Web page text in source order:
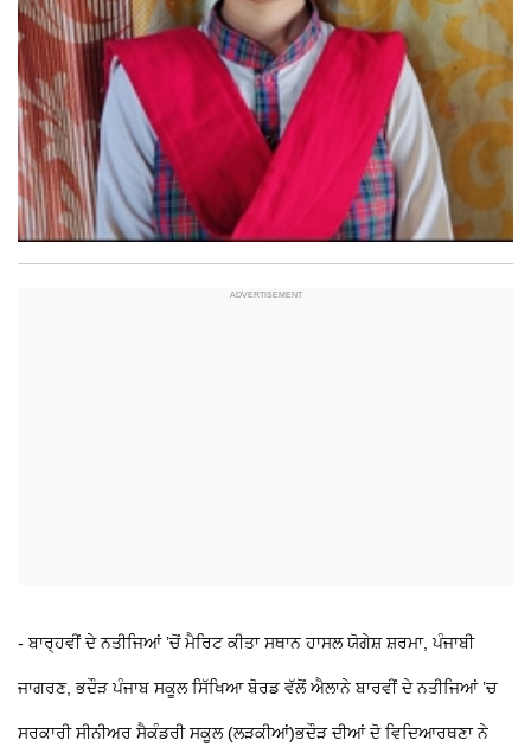
- ਬਾਰ੍ਹਵੀਂ ਦੇ ਨਤੀਜਿਆਂ ’ਚੋਂ ਮੈਰਿਟ ਕੀਤਾ ਸਥਾਨ ਹਾਸਲ ਯੋਗੇਸ਼ ਸ਼ਰਮਾ, ਪੰਜਾਬੀ
ਜਾਗਰਣ, ਭਦੌੜਪੰਜਾਬ ਸਕੂਲ ਸਿੱਖਿਆ ਬੋਰਡ ਵੱਲੋਂ ਐਲਾਨੇ ਬਾਰਵੀਂ ਦੇ ਨਤੀਜਿਆਂ ’ਚ
ਸਰਕਾਰੀ ਸੀਨੀਅਰ ਸੈਕੰਡਰੀ ਸਕੂਲ (ਲੜਕੀਆਂ)ਭਦੌੜ ਦੀਆਂ ਦੋ ਵਿਦਿਆਰਥਣਾ ਨੇ